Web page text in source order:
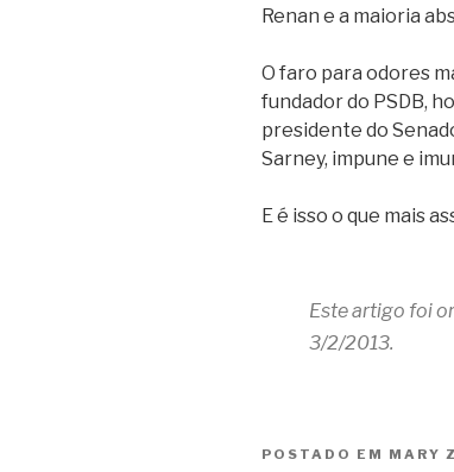
Renan e a maioria
O faro para odores
fundador do PSDB,
presidente do
Sarney, impune e
E é isso o que mais
Este artigo foi
3/2/2013.
POSTADO EM MARY